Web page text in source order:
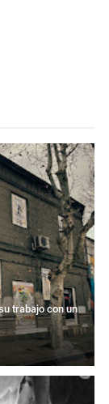
trabajo con un